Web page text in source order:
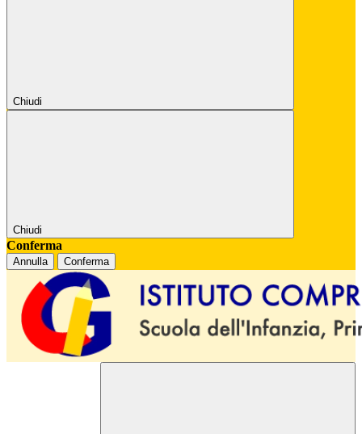
Chiudi
Chiudi
Conferma
Annulla Conferma